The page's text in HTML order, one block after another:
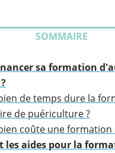
SOMMAIRE
sa formation
de temps dure la
de puériculture ?
coûte une formation
les aides pour la